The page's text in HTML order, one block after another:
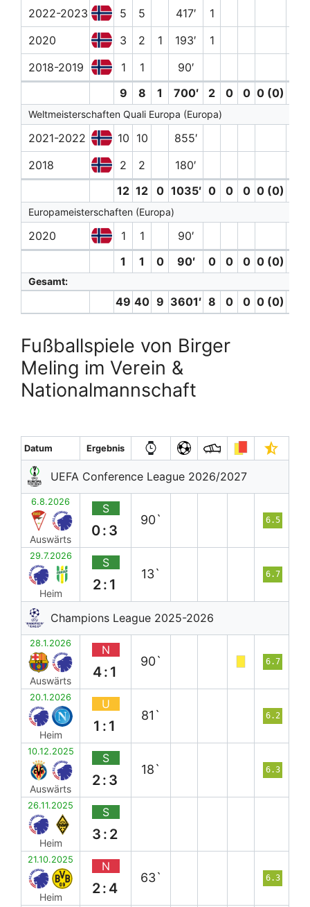
2022-2023 5 5 417′
1
2020
3 2 1 193′ 1
2018-2019
1 1
90′
9
8 1 700′ 2 0 0 0 (0)
Weltmeisterschaften Quali Europa (Europa)
2021-2022 10 10 855′
2018
2 2
180′
12 12 0 1035′ 0 0 0 0 (0)
Europameisterschaften (Europa)
2020 1 1
90′
1
1 0 90′ 0 0 0 0 (0)
Gesamt:
49 40 9 3601′ 8 0 0 0 (0)
Fußballspiele von Birger
Meling im Verein &
Nationalmannschaft
Datum Ergebnis
UEFA Conference League 2026/2027
6.8.2026
Auswärts
S
0:3
90` 6.5
29.7.2026
Heim
S
2:1
13` 6.7
Champions League 2025-2026
28.1.2026
Auswärts
N
4:1
90` 6.7
20.1.2026
Heim
U
1:1
81` 6.2
10.12.2025
Auswärts
S
2:3
18` 6.3
26.11.2025
Heim
S
3:2
21.10.2025
Heim
N
2:4
63` 6.3